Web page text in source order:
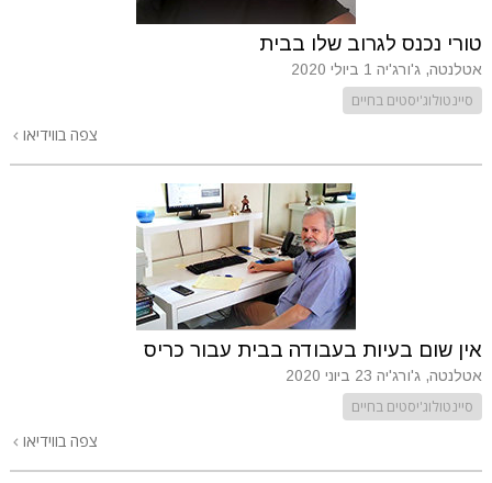
טורי נכנס לגרוב שלו בבית
אטלנטה, ג'ורג'יה 1 ביולי 2020
סיינטולוג'יסטים בחיים
צפה בווידיאו
אין שום בעיות בעבודה בבית עבור כריס
אטלנטה, ג'ורג'יה 23 ביוני 2020
סיינטולוג'יסטים בחיים
צפה בווידיאו